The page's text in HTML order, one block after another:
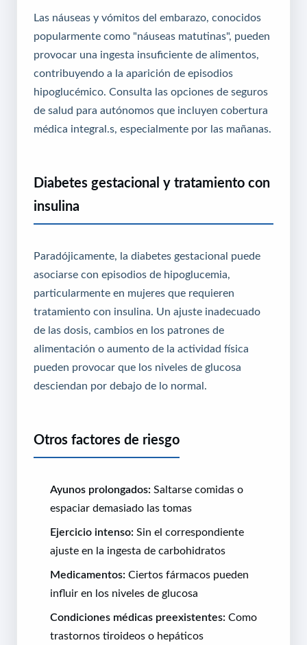
Las náuseas y vómitos del embarazo, conocidos
popularmente como "náuseas matutinas", pueden
provocar una ingesta insuficiente de alimentos,
contribuyendo a la aparición de episodios
hipoglucémico. Consulta las opciones de seguros
de salud para autónomos que incluyen cobertura
médica integral .s, especialmente por las mañanas.
Diabetes gestacional y tratamiento con
insulina
Paradójicamente, la diabetes gestacional puede
asociarse con episodios de hipoglucemia,
particularmente en mujeres que requieren
tratamiento con insulina. Un ajuste inadecuado
de las dosis, cambios en los patrones de
alimentación o aumento de la actividad física
pueden provocar que los niveles de glucosa
desciendan por debajo de lo normal.
Otros factores de riesgo
Ayunos prolongados: Saltarse comidas o
espaciar demasiado las tomas
Ejercicio intenso: Sin el correspondiente
ajuste en la ingesta de carbohidratos
Medicamentos: Ciertos fármacos pueden
influir en los niveles de glucosa
Condiciones médicas preexistentes: Como
trastornos tiroideos o hepáticos